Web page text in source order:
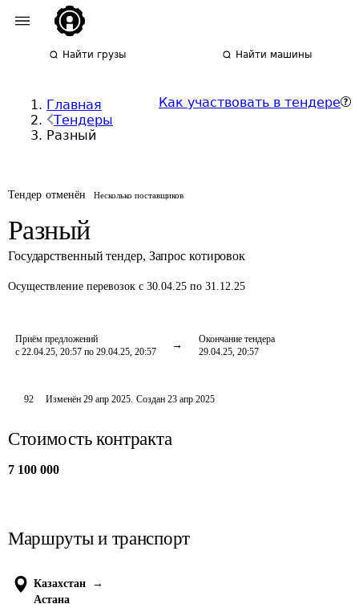
Найти грузы Найти машины
Главная
Тендеры
Разный
Как участвовать в тендере
Тендер отменён Несколько поставщиков
Разный
Государственный тендер, Запрос котировок
Осуществление перевозок с 30.04.25 по 31.12.25
Приём предложений
с 22.04.25, 20:57 по 29.04.25, 20:57
Окончание тендера
29.04.25, 20:57
92 Изменён29 апр 2025. Создан 23 апр 2025
Стоимость контракта
7 100 000
Маршруты и транспорт
Казахстан
→
Астана